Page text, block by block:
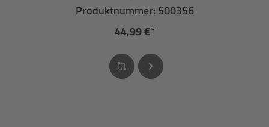
Produktnummer: 500356
44,99 €*